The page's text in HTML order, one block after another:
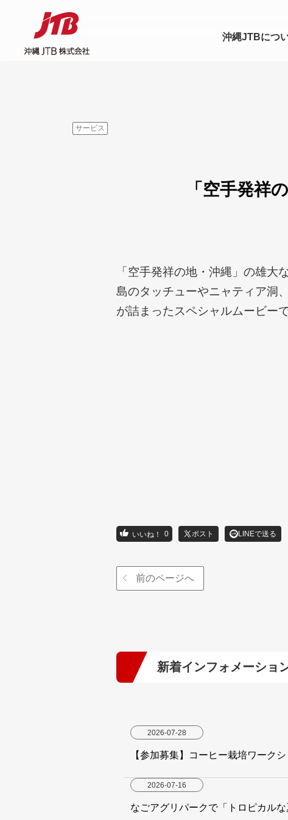
沖縄JTBにつ
サービス
「空手発祥
「空手発祥の地・沖縄」の雄
島のタッチューやニャティア洞
が詰まったスペシャルムービー
0 ポスト LINEで送る
前のページへ
新着インフォメーショ
2026-07-28
【参加募集】コーヒー栽培ワーク
2026-07-16
なごアグリパークで「トロピカルな